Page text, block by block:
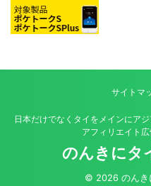
サイトマ
日本だけでなくタイをメインにア
アフィリエイト広
のんきにタ
© 2026 のんき